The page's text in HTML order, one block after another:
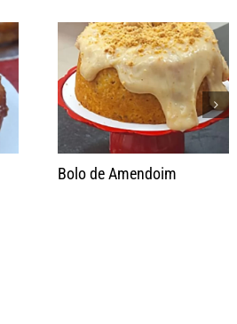
Bolo de Amendoim